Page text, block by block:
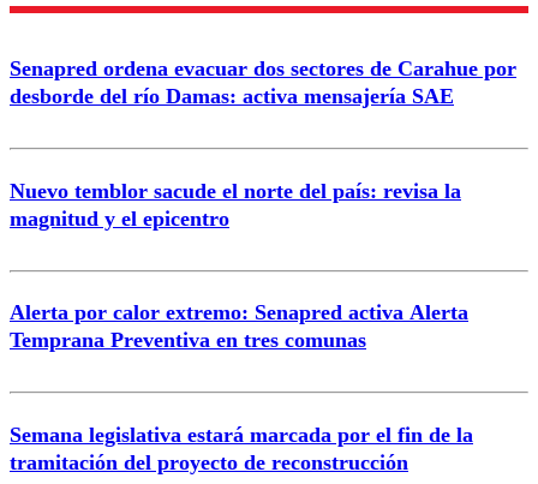
Enviar comentario
Senapred ordena evacuar dos sectores de Carahue por
desborde del río Damas: activa mensajería SAE
Nuevo temblor sacude el norte del país: revisa la
magnitud y el epicentro
Alerta por calor extremo: Senapred activa Alerta
Temprana Preventiva en tres comunas
Semana legislativa estará marcada por el fin de la
tramitación del proyecto de reconstrucción